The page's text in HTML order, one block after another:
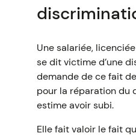
Une salariée,
se dit victime d’une
demande de ce fait
pour la réparation du
estime avoir subi.
Elle fait valoir le fait